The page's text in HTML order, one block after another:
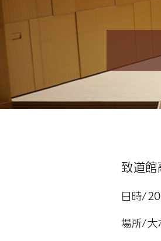
致道
日時/
場所/大